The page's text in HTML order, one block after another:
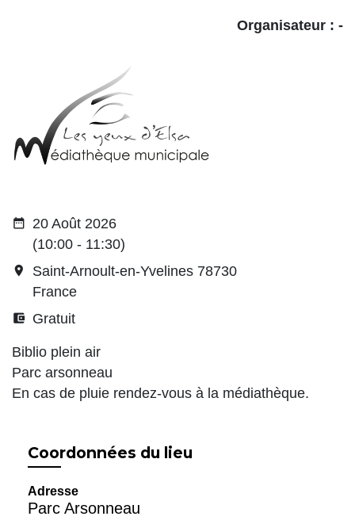
date_range
20 Août 2026
(10:00 - 11:30)
room
Saint-Arnoult-en-Yvelines 78730
France
account_balance_wallet Gratuit
Organisateur : -
Biblio plein air
Parc arsonneau
En cas de pluie rendez-vous à la médiathèque.
Coordonnées du lieu
Adresse
Parc Arsonneau